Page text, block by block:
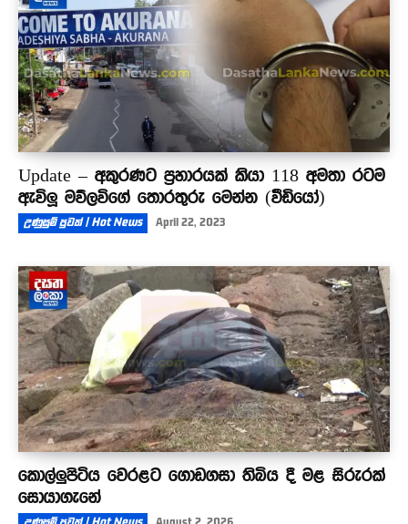
Update – අකුරණට ප්‍රහාරයක් කියා 118 අමතා රටම
ඇවිලූ මව්ලවිගේ තොරතුරු මෙන්න (වීඩියෝ)
උණුසුම් පුවත් | Hot News April 22, 2023
කොල්ලුපිටිය වෙරළට ගොඩගසා තිබිය දී මළ සිරුරක්
සොයාගැනේ